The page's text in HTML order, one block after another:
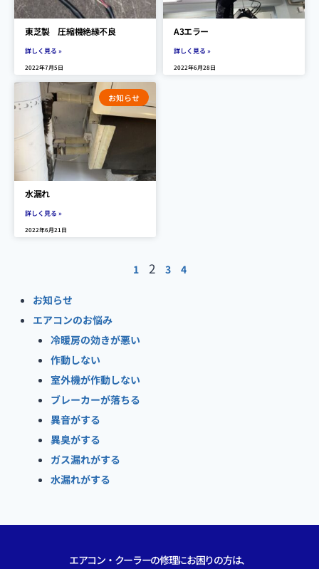
お知らせ
エアコンのお悩み
冷暖房の効きが悪い
作動しない
室外機が作動しない
ブレーカーが落ちる
異音がする
異臭がする
ガス漏れがする
水漏れがする
東芝製 圧縮機絶縁不良
詳しく見る »
2022年7月5日
A3エラー
詳しく見る »
2022年6月28日
お知らせ
水漏れ
詳しく見る »
2022年6月21日
1 2 3 4
エアコン・クーラーの修理にお困りの方は、